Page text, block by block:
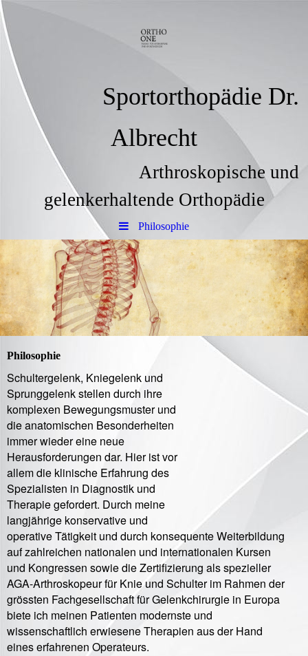
Sportorthopädie Dr.
Albrecht
Arthroskopische und
gelenkerhaltende Orthopädie
Philosophie
Philosophie
Schultergelenk, Kniegelenk und
Sprunggelenk stellen durch ihre
komplexen Bewegungsmuster und
die anatomischen Besonderheiten
immer wieder eine neue
Herausforderungen dar. Hier ist vor
allem die klinische Erfahrung des
Spezialisten in Diagnostik und
Therapie gefordert. Durch meine
langjährige konservative und
operative Tätigkeit und durch konsequente Weiterbildung
auf zahlreichen nationalen und internationalen Kursen
und Kongressen sowie die Zertifizierung als spezieller
AGA-Arthroskopeur für Knie und Schulter im Rahmen der
grössten Fachgesellschaft für Gelenkchirurgie in Europa
biete ich meinen Patienten modernste und
wissenschaftlich erwiesene Therapien aus der Hand
eines erfahrenen Operateurs.